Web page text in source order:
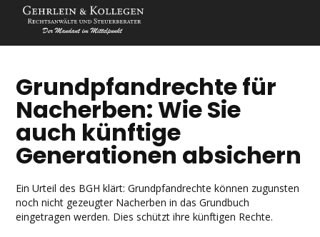
Grundpfandrechte für
Nacherben: Wie Sie
auch künftige
Generationen absichern
Ein Urteil des BGH klärt: Grundpfandrechte können zugunsten
noch nicht gezeugter Nacherben in das Grundbuch
eingetragen werden. Dies schützt ihre künftigen Rechte.